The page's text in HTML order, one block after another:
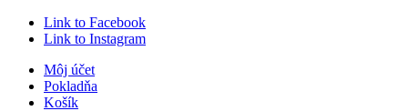
Link to Facebook
Link to Instagram
Môj účet
Pokladňa
Košík